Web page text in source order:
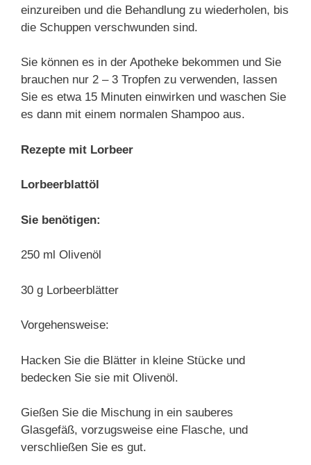
einzureiben und die Behandlung zu wiederholen, bis
die Schuppen verschwunden sind.
Sie können es in der Apotheke bekommen und Sie
brauchen nur 2 – 3 Tropfen zu verwenden, lassen
Sie es etwa 15 Minuten einwirken und waschen Sie
es dann mit einem normalen Shampoo aus.
Rezepte mit Lorbeer
Lorbeerblattöl
Sie benötigen:
250 ml Olivenöl
30 g Lorbeerblätter
Vorgehensweise:
Hacken Sie die Blätter in kleine Stücke und
bedecken Sie sie mit Olivenöl.
Gießen Sie die Mischung in ein sauberes
Glasgefäß, vorzugsweise eine Flasche, und
verschließen Sie es gut.